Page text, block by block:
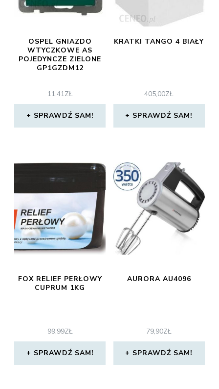
OSPEL GNIAZDO
WTYCZKOWE AS
POJEDYNCZE ZIELONE
GP1GZDM12
11,41ZŁ
SPRAWDŹ SAM!
KRATKI TANGO 4 BIAŁY
405,00ZŁ
SPRAWDŹ SAM!
FOX RELIEF PERŁOWY
CUPRUM 1KG
99,99ZŁ
SPRAWDŹ SAM!
AURORA AU4096
79,90ZŁ
SPRAWDŹ SAM!